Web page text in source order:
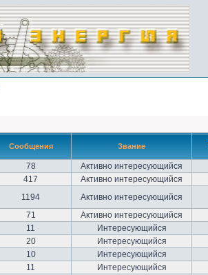
Сообщения Звание
78 Активно интересующийся
417 Активно интересующийся
1194 Активно интересующийся
71 Активно интересующийся
11 Интересующийся
20 Интересующийся
10 Интересующийся
11 Интересующийся